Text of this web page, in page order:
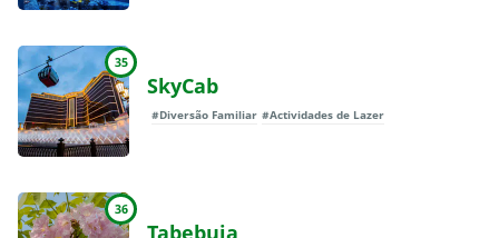
35
SkyCab
#Diversão Familiar #Actividades de Lazer
36
Tabebuia